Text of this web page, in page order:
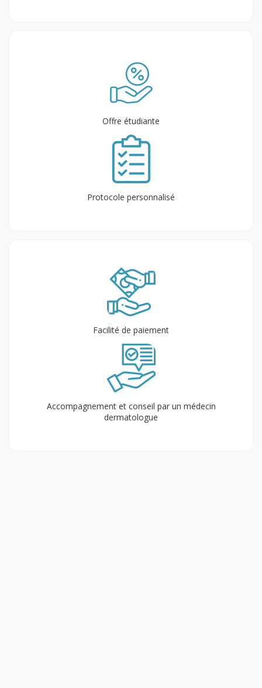
Offre étudiante
Protocole personnalisé
Facilité de paiement
Accompagnement et conseil par un médecin
dermatologue